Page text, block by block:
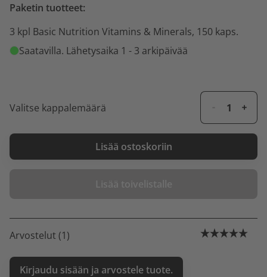
Paketin tuotteet:
3 kpl Basic Nutrition Vitamins & Minerals, 150 kaps.
Saatavilla. Lähetysaika 1 - 3 arkipäivää
Valitse kappalemäärä
Lisää ostoskoriin
Lisää toivelistalle
Arvostelut (1)
Kirjaudu sisään ja arvostele tuote.